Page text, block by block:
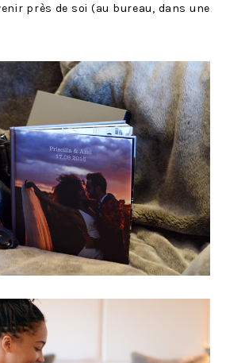
près de soi (au bureau, dans une